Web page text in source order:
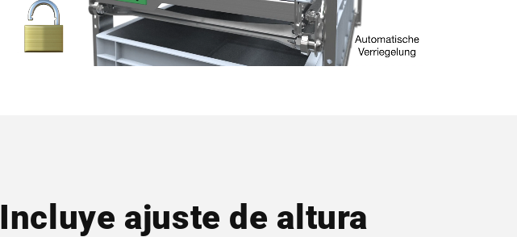
Incluye ajuste de altura